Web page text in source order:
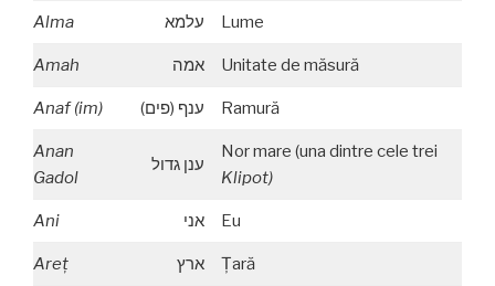
Alma עלמא Lume
Amah אמה Unitate de măsură
Anaf (im) ענף (פים) Ramură
Anan
Gadol
ענן גדול
Nor mare (una dintre cele trei
Klipot)
Ani אני Eu
Areţ ארץ Ţară